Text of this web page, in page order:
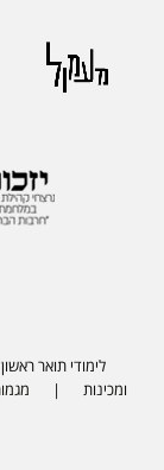
לימודי תואר ראשון
ומכינות